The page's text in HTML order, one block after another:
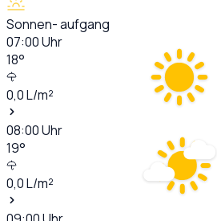
Sonnen- aufgang
07:00Uhr
18°
0,0L/m²
08:00Uhr
19°
0,0L/m²